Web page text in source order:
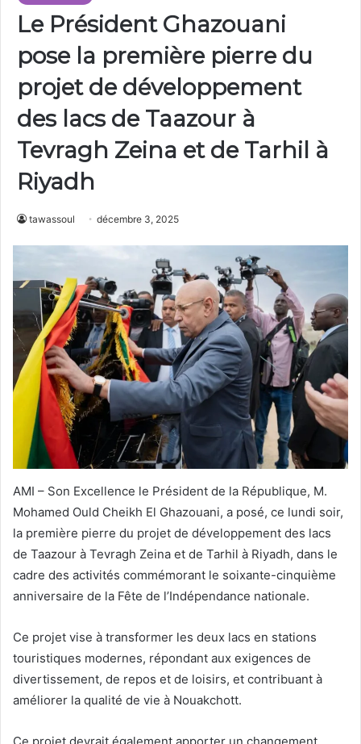
Le Président Ghazouani
pose la première pierre du
projet de développement
des lacs de Taazour à
Tevragh Zeina et de Tarhil à
Riyadh
tawassoul décembre 3, 2025
AMI – Son Excellence le Président de la République, M.
Mohamed Ould Cheikh El Ghazouani, a posé, ce lundi soir,
la première pierre du projet de développement des lacs
de Taazour à Tevragh Zeina et de Tarhil à Riyadh, dans le
cadre des activités commémorant le soixante-cinquième
anniversaire de la Fête de l’Indépendance nationale.
Ce projet vise à transformer les deux lacs en stations
touristiques modernes, répondant aux exigences de
divertissement, de repos et de loisirs, et contribuant à
améliorer la qualité de vie à Nouakchott.